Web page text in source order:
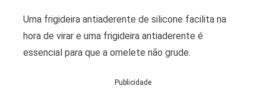
Uma frigideira antiaderente de silicone facilita na
hora de virar e uma frigideira antiaderente é
essencial para que a omelete não grude.
Publicidade